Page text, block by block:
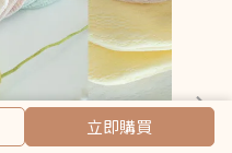
完成
立即購買